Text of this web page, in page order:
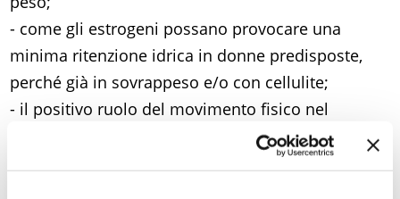
- come gli estrogeni possano provocare una
minima ritenzione idrica in donne predisposte,
perché già in sovrappeso e/o con cellulite;
- il positivo ruolo del movimento fisico nel
contrastare l’incremento ponderale e nel favorire